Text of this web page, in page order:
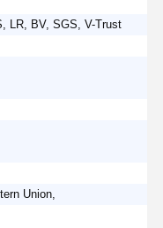
LR, BV, SGS, V-Trust
Union,